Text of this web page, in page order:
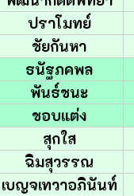
ปราโมทย์
ชัยกันหา
ธนัฐภคพล
พันธ์ชนะ
ชอบแต่ง
สุกใส
ฉิมสุวรรณ
เบญจเทวาอภินันท์